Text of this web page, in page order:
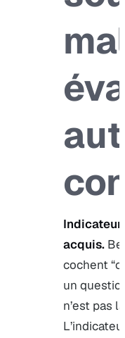
Indicateur
acquis.
cochent
un
n’est pas